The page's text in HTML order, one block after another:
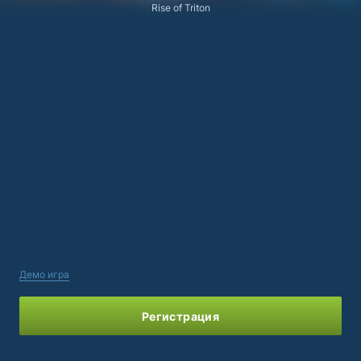
Rise of Triton
Демо игра
Регистрация